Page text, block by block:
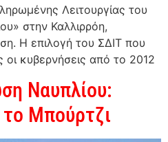
Λειτουργίας του
στην Καλλιρρόη,
Η επιλογή του ΣΔΙΤ που
οι κυβερνήσεις από το 2012
Ναυπλίου:
Μπούρτζι